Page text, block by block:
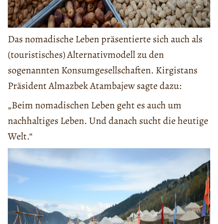
Das nomadische Leben präsentierte sich auch als
(touristisches) Alternativmodell zu den
sogenannten Konsumgesellschaften. Kirgistans
Präsident Almazbek Atambajew sagte dazu:
„Beim nomadischen Leben geht es auch um
nachhaltiges Leben. Und danach sucht die heutige
Welt.“